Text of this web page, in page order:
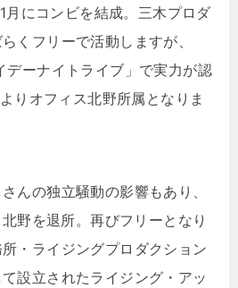
月にコンビを結成。三木プロダ
くフリーで活動しますが、
デーナイトライブ」で実力が認
りオフィス北野所属となりま
んの独立騒動の影響もあり、
野を退所。再びフリーとなり
・ライジングプロダクション
設立されたライジング・アッ